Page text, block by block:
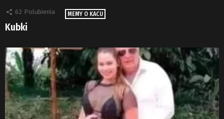
62 Polubienia MEMY O KACU
Kubki